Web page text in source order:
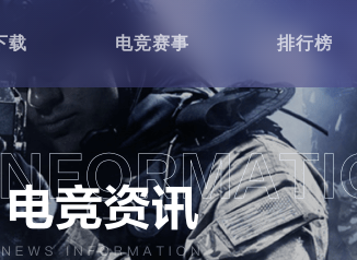
载 电竞赛事 排行榜